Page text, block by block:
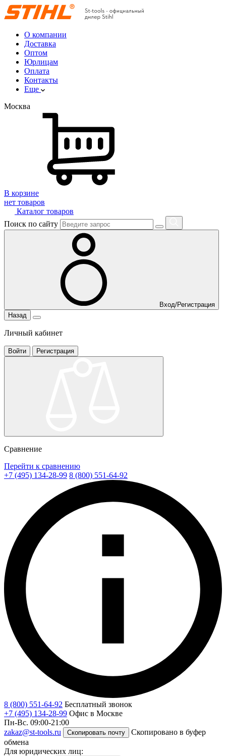
О компании
Доставка
Оптом
Юрлицам
Оплата
Контакты
Еще
Москва
В корзине
нет товаров
Каталог товаров
Поиск по сайту
Вход/Регистрация
Назад
Личный кабинет
Войти Регистрация
Сравнение
Перейти к сравнению
+7 (495) 134-28-99 8 (800) 551-64-92
8 (800) 551-64-92 Бесплатный звонок
+7 (495) 134-28-99 Офис в Москве
Пн-Вс. 09:00-21:00
zakaz@st-tools.ru
Скопировать почту
Скопировано в буфер
обмена
Для юридических лиц: